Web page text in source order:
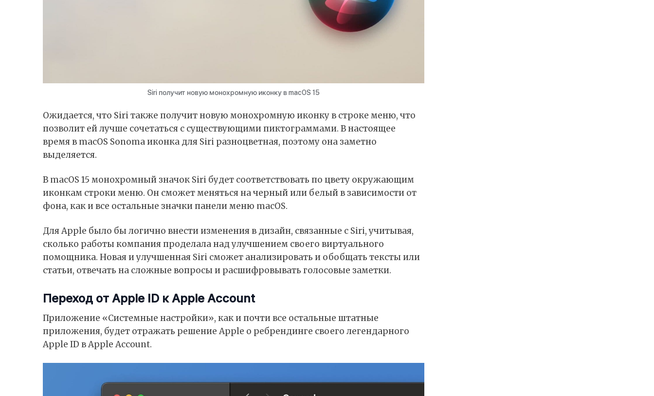
Siri получит новую монохромную иконку в macOS 15
Ожидается, что Siri также получит новую монохромную иконку в строке меню, что
позволит ей лучше сочетаться с существующими пиктограммами. В настоящее
время в macOS Sonoma иконка для Siri разноцветная, поэтому она заметно
выделяется.
В macOS 15 монохромный значок Siri будет соответствовать по цвету окружающим
иконкам строки меню. Он сможет меняться на черный или белый в зависимости от
фона, как и все остальные значки панели меню macOS.
Для Apple было бы логично внести изменения в дизайн, связанные с Siri, учитывая,
сколько работы компания проделала над улучшением своего виртуального
помощника. Новая и улучшенная Siri сможет анализировать и обобщать тексты или
статьи, отвечать на сложные вопросы и расшифровывать голосовые заметки.
Переход от Apple ID к Apple Account
Приложение «Системные настройки», как и почти все остальные штатные
приложения, будет отражать решение Apple о ребрендинге своего легендарного
Apple ID в Apple Account.